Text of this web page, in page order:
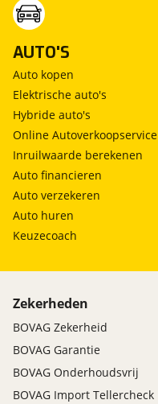
AUTO'S
Auto kopen
Elektrische auto's
Hybride auto's
Online Autoverkoopservice
Inruilwaarde berekenen
Auto financieren
Auto verzekeren
Auto huren
Keuzecoach
Zekerheden
BOVAG Zekerheid
BOVAG Garantie
BOVAG Onderhoudsvrij
BOVAG Import Tellercheck